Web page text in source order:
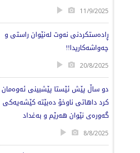
11/9/2025
ڕادەستكردنی نەوت لەنێوان راستی و
چەواشەكاریدا!!
20/8/2025
دو ساڵ پێش ئێستا پێشبینی ئەوەمان
كرد داهاتی ناوخۆ دەبێتە كێشەیەكی
گەورەی نێوان هەرێم و بەغداد
8/8/2025